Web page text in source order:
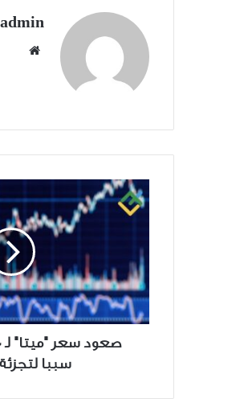
admin
صعود
سعر
"ميتا"
لـ
500
دولار
قد
يكون
لتجزئة
سببا